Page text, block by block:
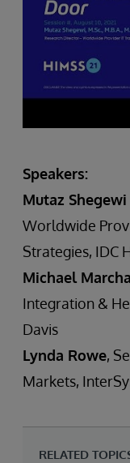
Speakers:
Mutaz Shegewi
Worldwide
Strategies, IDC
Michael
Integration &
Davis
Lynda Rowe,
Markets,
RELATED